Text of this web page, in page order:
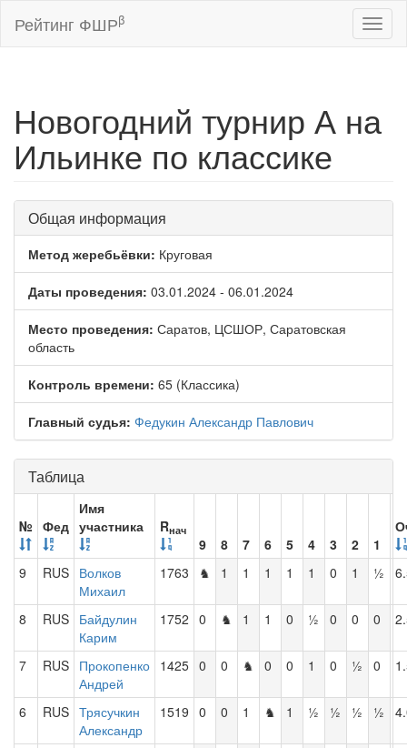
Рейтинг ФШРβ
Новогодний турнир А на
Ильинке по классике
Общая информация
Метод жеребьёвки: Круговая
Даты проведения: 03.01.2024 - 06.01.2024
Место проведения: Саратов, ЦСШОР, Саратовская
область
Контроль времени: 65 (Классика)
Главный судья: Федукин Александр Павлович
Таблица
№ Фед
Имя
участника
Rнач
9 8 7 6 5 4 3 2 1
9 RUS Волков
Михаил
1763 ♞ 1 1 1 1 1 0 1 ½
8 RUS Байдулин
Карим
1752 0 ♞ 1 1 0 ½ 0 0 0
7 RUS Прокопенко
Андрей
1425 0 0 ♞ 0 0 1 0 ½ 0
6 RUS Трясучкин
Александр
1519 0 0 1 ♞ 1 ½ ½ ½ ½